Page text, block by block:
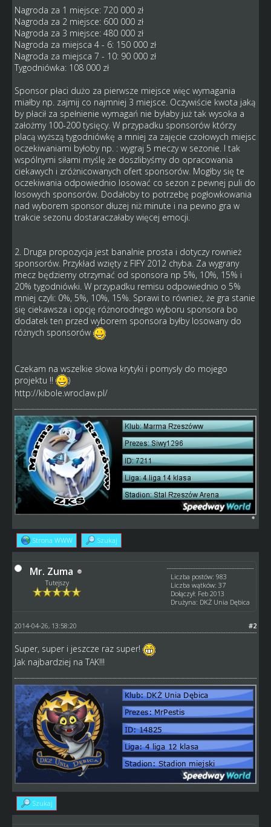
Nagroda za 1 miejsce: 720 000 zł
Nagroda za 2 miejsce: 600 000 zł
Nagroda za 3 miejsce: 480 000 zł
Nagroda za miejsca 4 - 6: 150 000 zł
Nagroda za miejsca 7 - 10: 90 000 zł
Tygodniówka: 108 000 zł
Sponsor płaci dużo za pierwsze miejsce więc wymagania
miałby np. zajmij co najmniej 3 miejsce. Oczywiście kwota jaką
by płacił za spełnienie wymagań nie byłaby już tak wysoka a
założmy 100-200 tysięcy. W przypadku sponsorów którzy
placą wyższą tygodniówkę a mniej za zajęcie czołowych miejsc
oczekiwaniami byłoby np. : wygraj 5 meczy w sezonie. I tak
wspólnymi siłami myślę że doszlibyśmy do opracowania
ciekawych i zróżnicowanych ofert sponsorów. Mogłby się te
oczekiwania odpowiednio losować co sezon z pewnej puli do
losowych sponsorów. Dodałoby to potrzebę pogłowkowania
nad wyborem sponsor dłuzej niż minute i na pewno gra w
trakcie sezonu dostaraczałaby więcej emocji.
2. Druga propozycja jest banalnie prosta i dotyczy rownież
sponsorów. Przykład wzięty z FIFY 2012 chyba. Za wygrany
mecz będziemy otrzymać od sponsora np 5%, 10%, 15% i
20% tygodniówki. W przypadku remisu odpowiednio o 5%
mniej czyli: 0%, 5%, 10%, 15%. Sprawi to również, że gra stanie
się ciekawsza i opcję różnorodnego wyboru sponsora bo
dodatek ten przed wyborem sponsora byłby losowany do
różnych sponsorów
Czekam na wszelkie słowa krytyki i pomysły do mojego
projektu !!
)
http://kibole.wroclaw.pl/
Strona WWW Szukaj
Mr. Zuma
Tutejszy
Liczba postów: 983
Liczba wątków: 37
Dołączył: Feb 2013
Drużyna: DKŻ Unia Dębica
#2
2014-04-26, 13:58:20
Super, super i jeszcze raz super!
Jak najbardziej na TAK!!!
Szukaj